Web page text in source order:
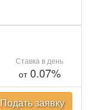
Ставка в день
от0.07%
Подать заявку